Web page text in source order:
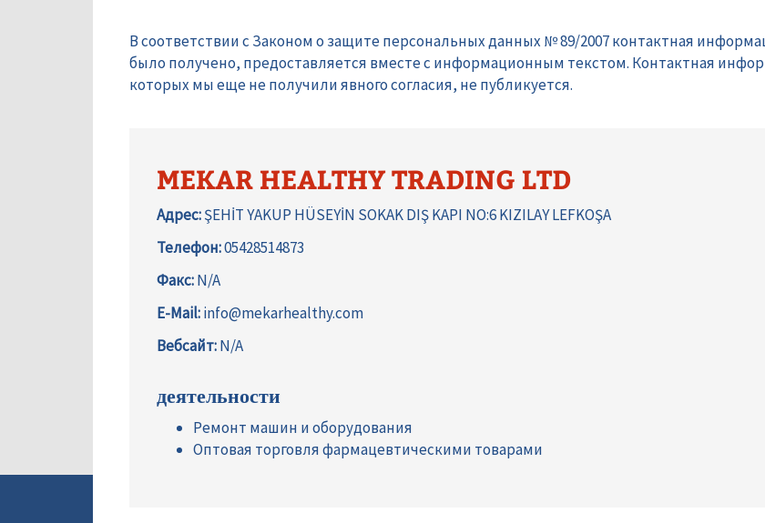
В соответствии с Законом о защите персональных данных № 89/2007 контактная
было получено, предоставляется вместе с информационным текстом. Контактная
которых мы еще не получили явного согласия, не публикуется.
MEKAR HEALTHY TRADING LTD
Адрес:ŞEHİT YAKUP HÜSEYİN SOKAK DIŞ KAPI NO:6 KIZILAY LEFKOŞA
Телефон:05428514873
Факс:N/A
E-Mail:info@mekarhealthy.com
Вебсайт:N/A
деятельности
Ремонт машин и оборудования
Оптовая торговля фармацевтическими товарами